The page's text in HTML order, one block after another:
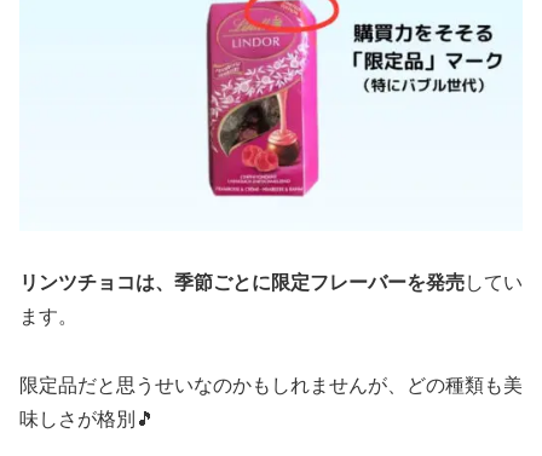
リンツチョコは、季節ごとに限定フレーバーを発売してい
ます。
限定品だと思うせいなのかもしれませんが、どの種類も美
味しさが格別🎵